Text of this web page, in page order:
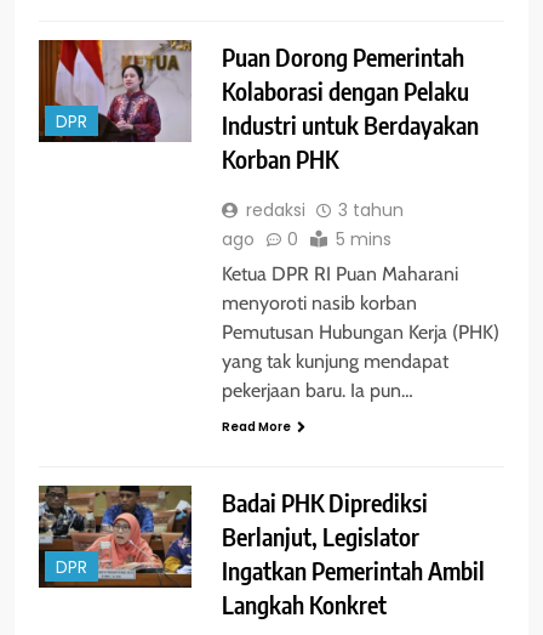
DPR
Puan Dorong Pemerintah
Kolaborasi dengan Pelaku
Industri untuk Berdayakan
Korban PHK
redaksi
3 tahun
ago
0 5 mins
Ketua DPR RI Puan Maharani
menyoroti nasib korban
Pemutusan Hubungan Kerja (PHK)
yang tak kunjung mendapat
pekerjaan baru. Ia pun…
Read More
DPR
Badai PHK Diprediksi
Berlanjut, Legislator
Ingatkan Pemerintah Ambil
Langkah Konkret